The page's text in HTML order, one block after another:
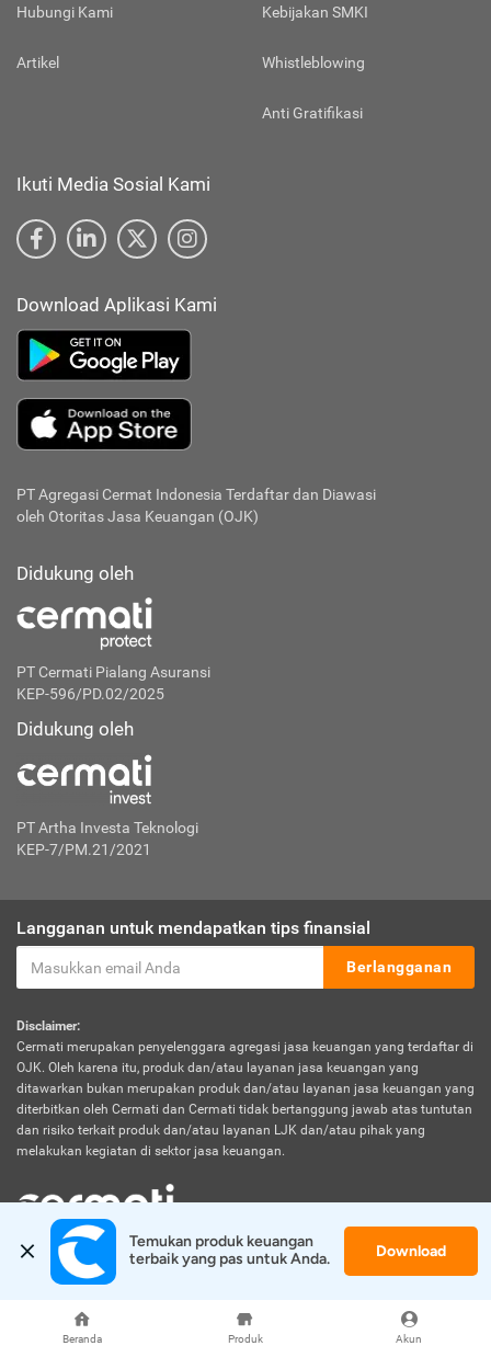
Beranda Produk Akun
Hubungi Kami
Artikel
Kebijakan SMKI
Whistleblowing
Anti Gratifikasi
Ikuti Media Sosial Kami
Download Aplikasi Kami
PT Agregasi Cermat Indonesia Terdaftar dan Diawasi
oleh Otoritas Jasa Keuangan (OJK)
Didukung oleh
PT Cermati Pialang Asuransi
KEP-596/PD.02/2025
Didukung oleh
PT Artha Investa Teknologi
KEP-7/PM.21/2021
Langganan untuk mendapatkan tips finansial
Berlangganan
Disclaimer:
Cermati merupakan penyelenggara agregasi jasa keuangan yang terdaftar di
OJK. Oleh karena itu, produk dan/atau layanan jasa keuangan yang
ditawarkan bukan merupakan produk dan/atau layanan jasa keuangan yang
diterbitkan oleh Cermati dan Cermati tidak bertanggung jawab atas tuntutan
dan risiko terkait produk dan/atau layanan LJK dan/atau pihak yang
melakukan kegiatan di sektor jasa keuangan.
© 2026 Cermati. All Rights Reserved.
Temukan produk keuangan
terbaik yang pas untuk Anda.
Download